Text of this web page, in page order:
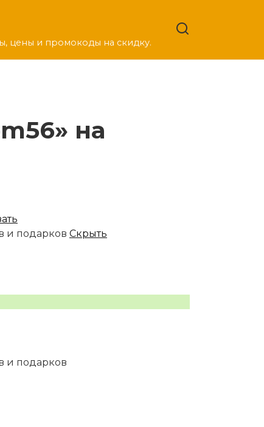
цены и промокоды на скидку.
на
и подарков Скрыть
и подарков